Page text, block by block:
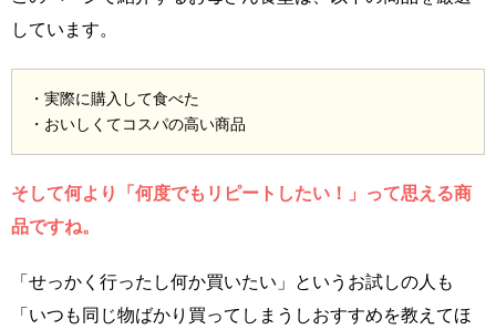
しています。
・実際に購入して食べた
・おいしくてコスパの高い商品
そして何より「何度でもリピートしたい！」って思える商
品ですね。
「せっかく行ったし何か買いたい」というお試しの人も
「いつも同じ物ばかり買ってしまうしおすすめを教えてほ